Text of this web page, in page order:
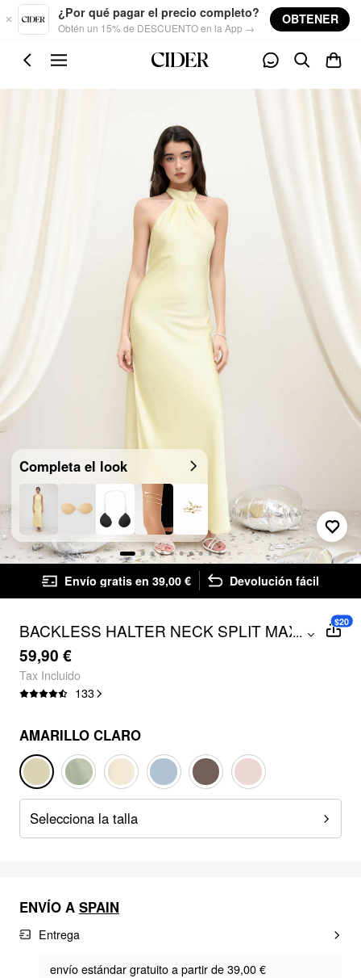
Skip to main content
¿Por qué pagar el precio completo?
Obtén un 15% de DESCUENTO en la App →
OBTENER
Completa el look
Envío gratis en 39,00 € Devolución fácil
BACKLESS HALTER NECK SPLIT MAXI
DRESS
...
59,90 €
Tax Incluido
133
$20
AMARILLO CLARO
Selecciona la talla
ENVÍO A SPAIN
Entrega
envío estándar gratuito a partir de 39,00 €